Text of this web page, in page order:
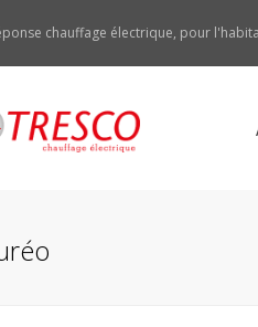
chauffage électrique, pour